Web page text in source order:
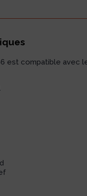
est compatible avec